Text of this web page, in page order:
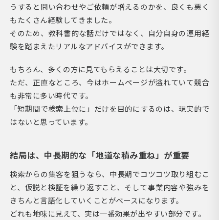
うすると問い合わせやご依頼が増えるのかを、良くも悪く
もたくさん経験してきました。
そのため、教科書的な話だけではなく、自分自身の運用経
験を踏まえたリアルなアドバイスができます。
もちろん、多くの方に見てもらえることは大切です。
ただ、正直なところ、今はホームページが溢れていて競合
も非常に多い時代です。
「短期間で検索上位に」だけを目的にするのは、現実的で
はないと思っています。
結局は、中長期的な「地道な積み重ね」が重要
検索からの集客を狙うなら、中長期でコツコツ取り組むこ
と、仮説と検証を繰り返すこと、そして事業内容や強みを
きちんと言語化していくことがベースになります。
どれも地味に見えて、実は一番効果が出やすい部分です。